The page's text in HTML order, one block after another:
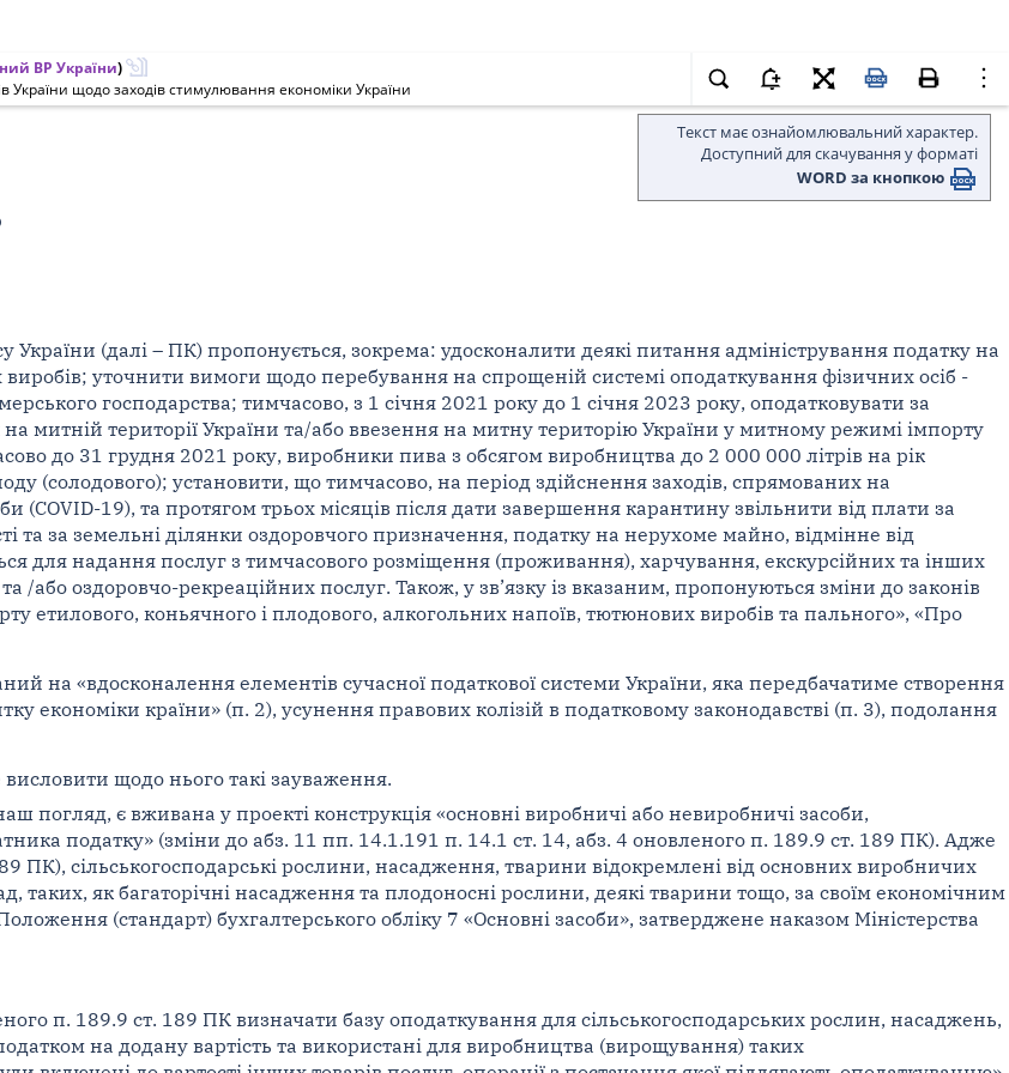
ВР України)
України щодо заходів стимулювання економіки України
Текст має ознайомлювальний характер.
Доступний для скачування у форматі
WORD за кнопкою